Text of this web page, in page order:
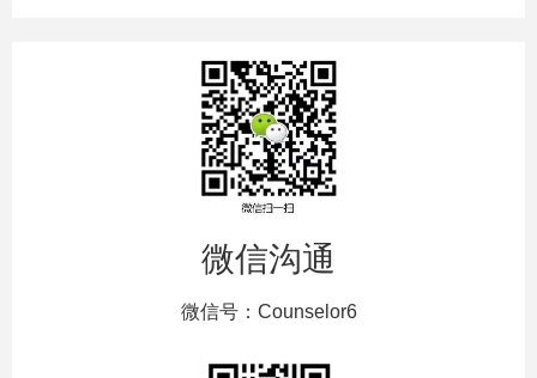
微信沟通
微信号：Counselor6